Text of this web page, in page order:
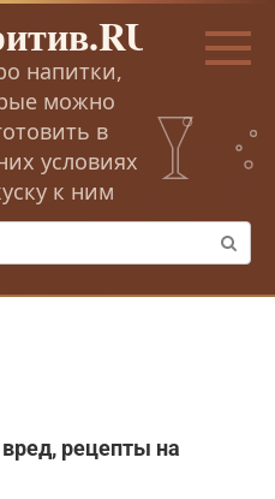
напитки,
можно
в
условиях
к ним
рецепты на